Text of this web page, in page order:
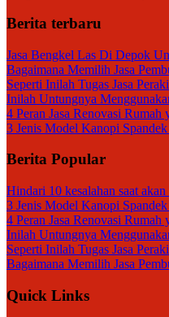
Berita terbaru
Jasa Bengkel Las Di Depok
Bagaimana Memilih Jasa
Seperti Inilah Tugas Jasa
Inilah Untungnya
4 Peran Jasa Renovasi
3 Jenis Model Kanopi
Berita Popular
Hindari 10 kesalahan saat
3 Jenis Model Kanopi
4 Peran Jasa Renovasi
Inilah Untungnya
Seperti Inilah Tugas Jasa
Bagaimana Memilih Jasa
Quick Links